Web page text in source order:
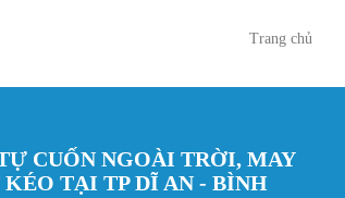
Trang chủ
CUỐN NGOÀI TRỜI, MAY
TẠI TP DĨ AN - BÌNH